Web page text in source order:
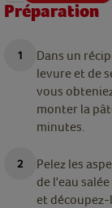
Préparation
Dans un
levure et de
vous
monter la
minutes.
Pelez les
de l'eau
et découpez-